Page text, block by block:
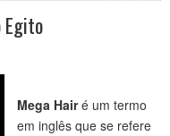
Egito
Mega Hairé um termo
em inglês que se refere